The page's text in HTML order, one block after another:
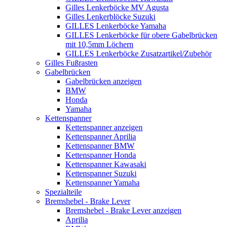
Gilles Lenkerböcke MV Agusta
Gilles Lenkerblöcke Suzuki
GILLES Lenkerböcke Yamaha
GILLES Lenkerböcke für obere Gabelbrücken
mit 10,5mm Löchern
GILLES Lenkerböcke Zusatzartikel/Zubehör
Gilles Fußrasten
Gabelbrücken
Gabelbrücken anzeigen
BMW
Honda
Yamaha
Kettenspanner
Kettenspanner anzeigen
Kettenspanner Aprilia
Kettenspanner BMW
Kettenspanner Honda
Kettenspanner Kawasaki
Kettenspanner Suzuki
Kettenspanner Yamaha
Spezialteile
Bremshebel - Brake Lever
Bremshebel - Brake Lever anzeigen
Aprilia